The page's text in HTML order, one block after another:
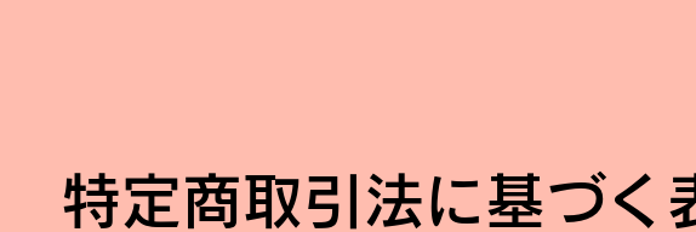
特定商取引法に基づく